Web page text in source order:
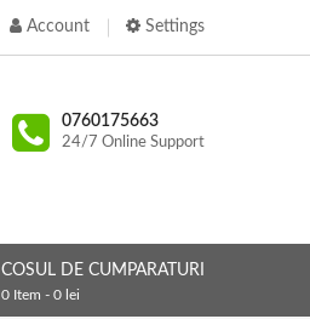
Settings
Account
0760175663
24/7 Online Support
COSUL DE CUMPARATURI
0 Item - 0 lei